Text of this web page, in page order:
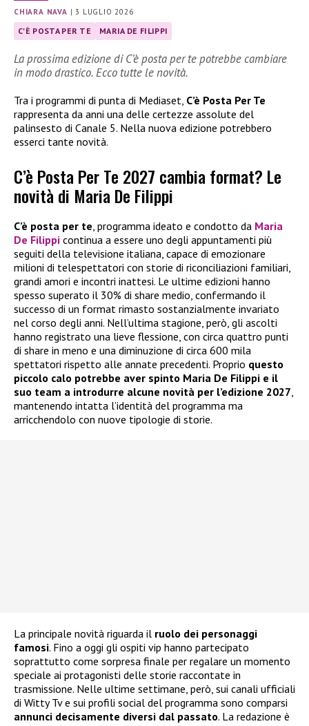
CHIARA NAVA |3 LUGLIO 2026
C'È POSTA PER TE MARIA DE FILIPPI
La prossima edizione di C’è posta per te potrebbe cambiare
in modo drastico. Ecco tutte le novità.
Tra i programmi di punta di Mediaset, C’è Posta Per Te
rappresenta da anni una delle certezze assolute del
palinsesto di Canale 5. Nella nuova edizione potrebbero
esserci tante novità.
C’è Posta Per Te 2027 cambia format? Le
novità di Maria De Filippi
C’è posta per te, programma ideato e condotto da Maria
De Filippi continua a essere uno degli appuntamenti più
seguiti della televisione italiana, capace di emozionare
milioni di telespettatori con storie di riconciliazioni familiari,
grandi amori e incontri inattesi. Le ultime edizioni hanno
spesso superato il 30% di share medio, confermando il
successo di un format rimasto sostanzialmente invariato
nel corso degli anni. Nell’ultima stagione, però, gli ascolti
hanno registrato una lieve flessione, con circa quattro punti
di share in meno e una diminuzione di circa 600 mila
spettatori rispetto alle annate precedenti. Proprio questo
piccolo calo potrebbe aver spinto Maria De Filippi e il
suo team a introdurre alcune novità per l’edizione 2027,
mantenendo intatta l’identità del programma ma
arricchendolo con nuove tipologie di storie.
La principale novità riguarda il ruolo dei personaggi
famosi. Fino a oggi gli ospiti vip hanno partecipato
soprattutto come sorpresa finale per regalare un momento
speciale ai protagonisti delle storie raccontate in
trasmissione. Nelle ultime settimane, però, sui canali ufficiali
di Witty Tv e sui profili social del programma sono comparsi
annunci decisamente diversi dal passato. La redazione è